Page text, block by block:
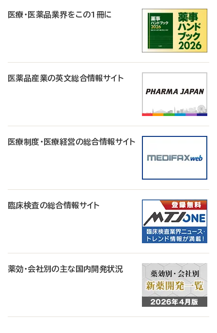
医療・医薬品業界をこの1冊に
医薬品産業の英文総合情報サイト
医療制度・医療経営の総合情報サイト
臨床検査の総合情報サイト
薬効・会社別の主な国内開発状況